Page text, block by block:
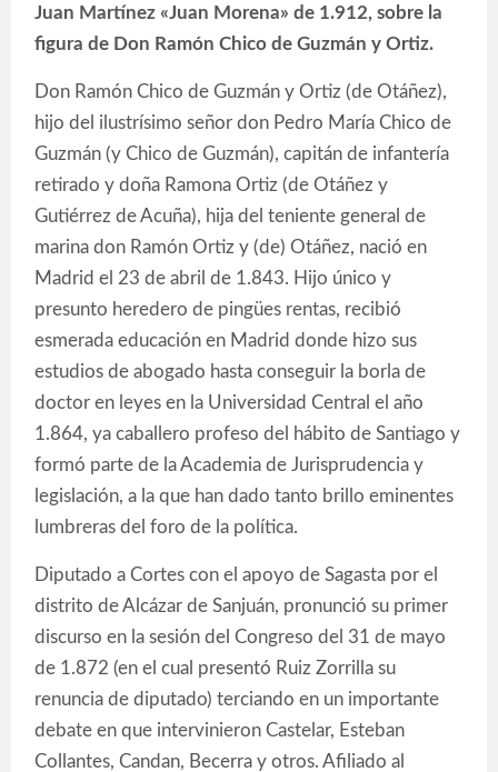
Juan Martínez «Juan Morena» de 1.912, sobre la
figura de Don Ramón Chico de Guzmán y Ortiz.
Don Ramón Chico de Guzmán y Ortiz (de Otáñez),
hijo del ilustrísimo señor don Pedro María Chico de
Guzmán (y Chico de Guzmán), capitán de infantería
retirado y doña Ramona Ortiz (de Otáñez y
Gutiérrez de Acuña), hija del teniente general de
marina don Ramón Ortiz y (de) Otáñez, nació en
Madrid el 23 de abril de 1.843. Hijo único y
presunto heredero de pingües rentas, recibió
esmerada educación en Madrid donde hizo sus
estudios de abogado hasta conseguir la borla de
doctor en leyes en la Universidad Central el año
1.864, ya caballero profeso del hábito de Santiago y
formó parte de la Academia de Jurisprudencia y
legislación, a la que han dado tanto brillo eminentes
lumbreras del foro de la política.
Diputado a Cortes con el apoyo de Sagasta por el
distrito de Alcázar de Sanjuán, pronunció su primer
discurso en la sesión del Congreso del 31 de mayo
de 1.872 (en el cual presentó Ruiz Zorrilla su
renuncia de diputado) terciando en un importante
debate en que intervinieron Castelar, Esteban
Collantes, Candan, Becerra y otros. Afiliado al